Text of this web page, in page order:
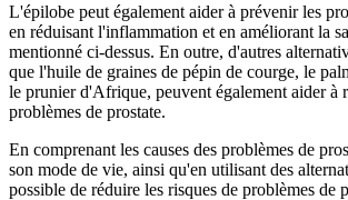
L'épilobe peut également aider à prévenir les
en réduisant l'inflammation et en améliorant la
mentionné ci-dessus. En outre, d'autres
que l'huile de graines de pépin de courge, le
le prunier d'Afrique, peuvent également aider à
problèmes de prostate.
En comprenant les causes des problèmes de
son mode de vie, ainsi qu'en utilisant des
possible de réduire les risques de problèmes de